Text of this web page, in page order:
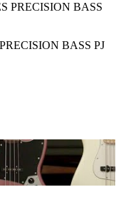
BASS PJ